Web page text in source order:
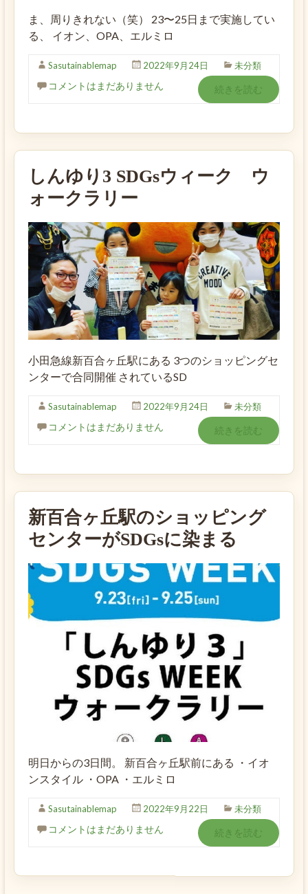
ま、周りきれない（笑） 23〜25日まで実施してい
る、 イオン、OPA、エルミロ
Sasutainablemap 2022年9月24日 未分類
コメントはまだありません 続きを読む
しんゆり3 SDGsウィーク ウ
ォークラリー
小田急線新百合ヶ丘駅にある 3つのショッピングセ
ンターで合同開催 されているSD
Sasutainablemap 2022年9月24日 未分類
コメントはまだありません 続きを読む
新百合ヶ丘駅のショッピング
センターがSDGsに染まる
明日からの3日間。 新百合ヶ丘駅前にある ・イオ
ンスタイル ・OPA ・エルミロ
Sasutainablemap 2022年9月22日 未分類
コメントはまだありません 続きを読む